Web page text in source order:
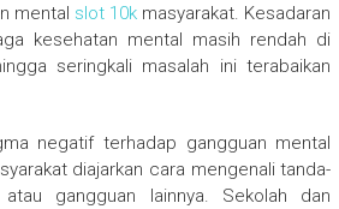
mental slot 10k masyarakat. Kesadaran
kesehatan mental masih rendah di
seringkali masalah ini terabaikan
negatif terhadap gangguan mental
diajarkan cara mengenali tanda-
gangguan lainnya. Sekolah dan